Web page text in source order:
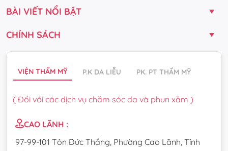
BÀI VIẾT NỔI BẬT
CHÍNH SÁCH
VIỆN THẨM MỸ P.K DA LIỄU PK. PT THẨM MỸ
( Đối với các dịch vụ chăm sóc da và phun xăm )
CAO LÃNH :
97-99-101 Tôn Đức Thắng, Phường Cao Lãnh, Tỉnh